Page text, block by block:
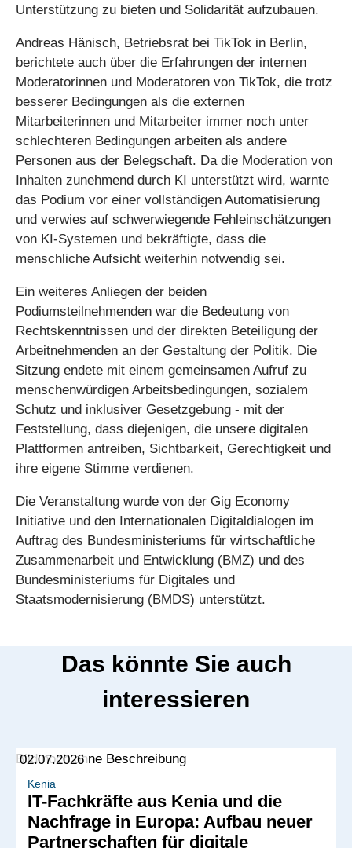
Unterstützung zu bieten und Solidarität aufzubauen.
Andreas Hänisch, Betriebsrat bei TikTok in Berlin,
berichtete auch über die Erfahrungen der internen
Moderatorinnen und Moderatoren von TikTok, die trotz
besserer Bedingungen als die externen
Mitarbeiterinnen und Mitarbeiter immer noch unter
schlechteren Bedingungen arbeiten als andere
Personen aus der Belegschaft. Da die Moderation von
Inhalten zunehmend durch KI unterstützt wird, warnte
das Podium vor einer vollständigen Automatisierung
und verwies auf schwerwiegende Fehleinschätzungen
von KI-Systemen und bekräftigte, dass die
menschliche Aufsicht weiterhin notwendig sei.
Ein weiteres Anliegen der beiden
Podiumsteilnehmenden war die Bedeutung von
Rechtskenntnissen und der direkten Beteiligung der
Arbeitnehmenden an der Gestaltung der Politik. Die
Sitzung endete mit einem gemeinsamen Aufruf zu
menschenwürdigen Arbeitsbedingungen, sozialem
Schutz und inklusiver Gesetzgebung - mit der
Feststellung, dass diejenigen, die unsere digitalen
Plattformen antreiben, Sichtbarkeit, Gerechtigkeit und
ihre eigene Stimme verdienen.
Die Veranstaltung wurde von der Gig Economy
Initiative und den Internationalen Digitaldialogen im
Auftrag des Bundesministeriums für wirtschaftliche
Zusammenarbeit und Entwicklung (BMZ) und des
Bundesministeriums für Digitales und
Staatsmodernisierung (BMDS) unterstützt.
Das könnte Sie auch
interessieren
02.07.2026
Kenia
IT-Fachkräfte aus Kenia und die
Nachfrage in Europa: Aufbau neuer
Partnerschaften für digitale